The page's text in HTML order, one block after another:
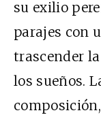
su exilio
parajes con
trascender
los sueños.